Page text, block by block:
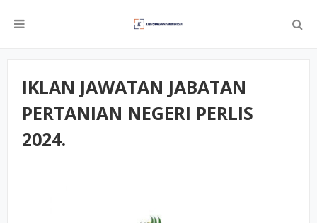
IKLAN JAWATAN JABATAN
PERTANIAN NEGERI PERLIS
2024.